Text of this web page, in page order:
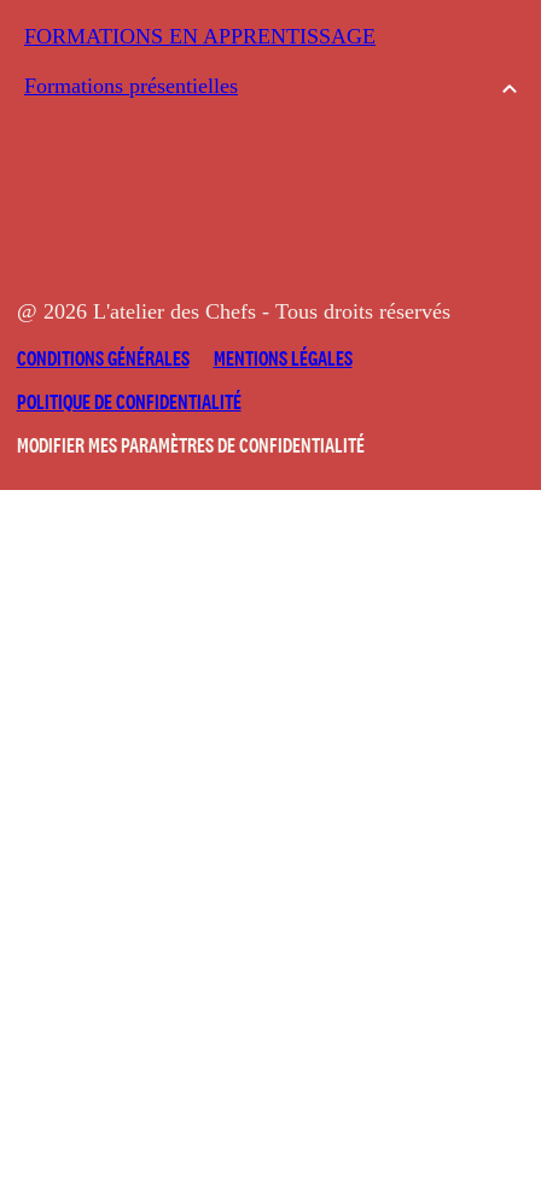
FORMATIONS EN APPRENTISSAGE
Formations présentielles
@ 2026 L'atelier des Chefs - Tous droits réservés
CONDITIONS GÉNÉRALES
MENTIONS LÉGALES
POLITIQUE DE CONFIDENTIALITÉ
MODIFIER MES PARAMÈTRES DE CONFIDENTIALITÉ